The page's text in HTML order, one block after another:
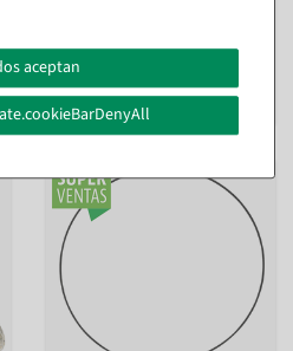
9,46 €
7,95 EUR más IVA
aceptan